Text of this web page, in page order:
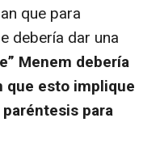
que para
debería dar una
Menem debería
que esto implique
para